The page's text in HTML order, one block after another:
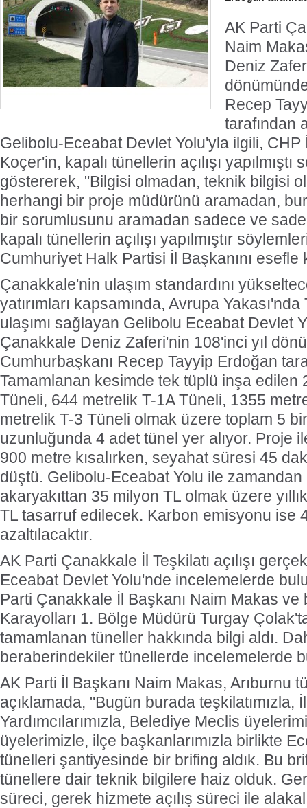
AK Parti
Naim
Deniz
Recep
tarafından
Gelibolu-Eceabat Devlet Yolu'yla ilgili, CHP
Koçer'in, kapalı tünellerin açılışı
göstererek, "Bilgisi olmadan, teknik bilgisi
herhangi bir proje müdürünü aramadan,
bir sorumlusunu aramadan sadece ve
kapalı tünellerin açılışı yapılmıştır
Cumhuriyet Halk Partisi İl Başkanını esefle
Çanakkale'nin ulaşım standardını
yatırımları kapsamında, Avrupa
ulaşımı sağlayan Gelibolu Eceabat Devlet
Çanakkale Deniz Zaferi'nin 108'inci yıl
Cumhurbaşkanı Recep Tayyip Erdoğan
Tamamlanan kesimde tek tüplü inşa edilen
Tüneli, 644 metrelik T-1A Tüneli, 1355
metrelik T-3 Tüneli olmak üzere toplam 5
uzunluğunda 4 adet tünel yer alıyor. Proje
900 metre kısalırken, seyahat süresi 45
düştü. Gelibolu-Eceabat Yolu ile
akaryakıttan 35 milyon TL olmak üzere
TL tasarruf edilecek. Karbon emisyonu ise
azaltılacaktır.
AK Parti Çanakkale İl Teşkilatı açılışı
Eceabat Devlet Yolu'nde incelemelerde
Parti Çanakkale İl Başkanı Naim Makas
Karayolları 1. Bölge Müdürü Turgay
tamamlanan tüneller hakkında bilgi aldı.
beraberindekiler tünellerde incelemelerde
AK Parti İl Başkanı Naim Makas, Arıburnu
açıklamada, "Bugün burada teşkilatımızla,
Yardımcılarımızla, Belediye Meclis
üyelerimizle, ilçe başkanlarımızla birlikte
tünelleri şantiyesinde bir brifing aldık. Bu
tünellere dair teknik bilgilere haiz olduk.
süreci, gerek hizmete açılış süreci ile